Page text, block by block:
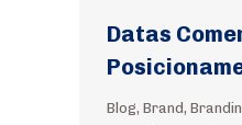
Datas
Blog, Brand,